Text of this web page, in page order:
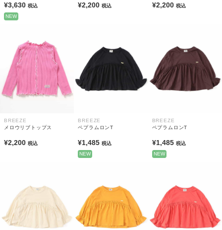
¥3,630 税込
NEW
¥2,200税込 ¥2,200 税込
BREEZE
メロウリブトップス
¥2,200 税込
BREEZE
ペプラムロンT
¥1,485税込
NEW
BREEZE
ペプラムロンT
¥1,485 税込
NEW